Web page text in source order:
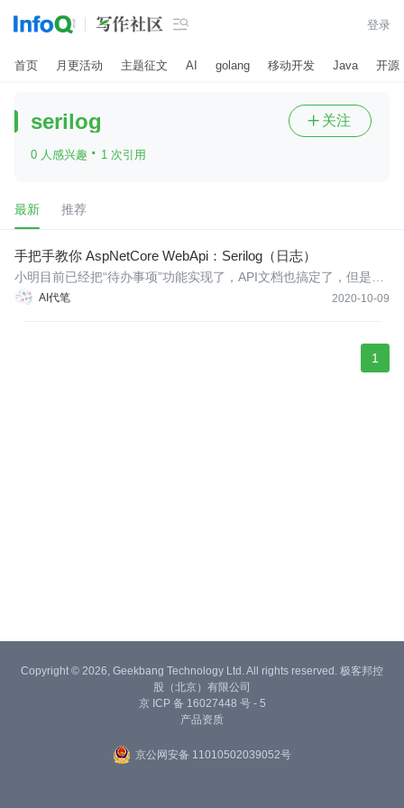
 登录
首页 月更活动 主题征文 AI golang 移动开发 Java 开源
serilog
0 人感兴趣 · 1 次引用
 关注
最新 推荐
手把手教你 AspNetCore WebApi：Serilog（日志）
AI代笔 2020-10-09
小明目前已经把“待办事项”功能实现了，API文档也搞定了，但是马
老板说过，绝对不能让没有任何监控的项目上线的。
1
Copyright © 2026, Geekbang Technology Ltd. All rights reserved. 极客邦控
股（北京）有限公司
京 ICP 备 16027448 号 - 5
产品资质
京公网安备 11010502039052号